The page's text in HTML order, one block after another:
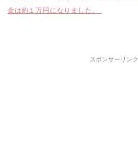
金は約１万円になりました。
スポンサーリンク